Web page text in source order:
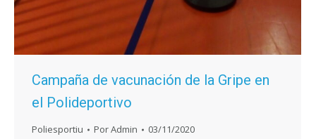
Campaña de vacunación de la Gripe en
el Polideportivo
Poliesportiu PorAdmin 03/11/2020